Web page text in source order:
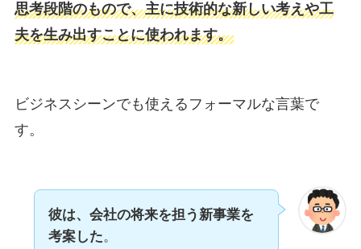
思考段階のもので、主に技術的な新しい考えや工
夫を生み出すことに使われます。
ビジネスシーンでも使えるフォーマルな言葉で
す。
彼は、会社の将来を担う新事業を
考案した。